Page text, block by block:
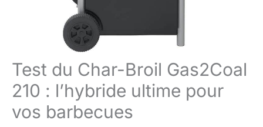
Test du Char-Broil Gas2Coal
210 : l’hybride ultime pour
vos barbecues